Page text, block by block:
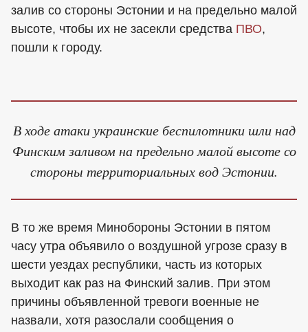
залив со стороны Эстонии и на предельно малой
высоте, чтобы их не засекли средства ПВО,
пошли к городу.
В ходе атаки украинские беспилотники шли над
Финским заливом на предельно малой высоте со
стороны территориальных вод Эстонии.
В то же время Минобороны Эстонии в пятом
часу утра объявило о воздушной угрозе сразу в
шести уездах республики, часть из которых
выходит как раз на Финский залив. При этом
причины объявленной тревоги военные не
назвали, хотя разослали сообщения о